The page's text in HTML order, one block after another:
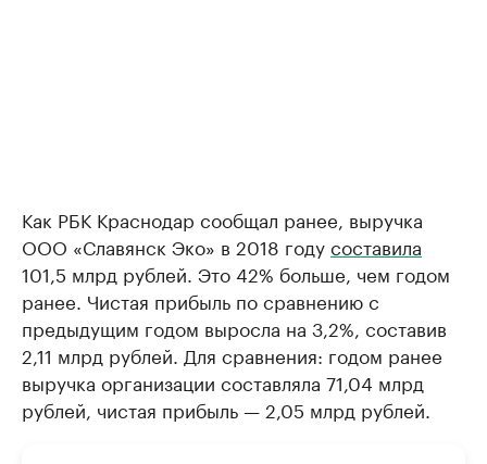
Как РБК Краснодар сообщал ранее, выручка
ООО «Славянск Эко» в 2018 годусоставила
101,5 млрд рублей. Это 42% больше, чем годом
ранее. Чистая прибыль по сравнению с
предыдущим годом выросла на 3,2%, составив
2,11 млрд рублей. Для сравнения: годом ранее
выручка организации составляла 71,04 млрд
рублей, чистая прибыль — 2,05 млрд рублей.